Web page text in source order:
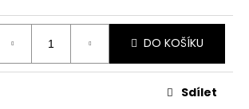
DO KOŠÍKU
Sdílet